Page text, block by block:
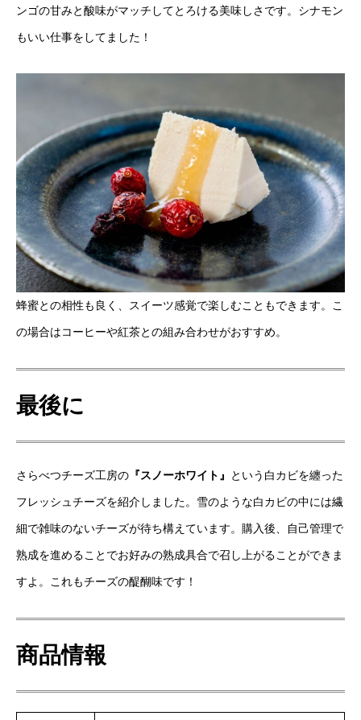
ンゴの甘みと酸味がマッチしてとろける美味しさです。シナモン
もいい仕事をしてました！
蜂蜜との相性も良く、スイーツ感覚で楽しむこともできます。こ
の場合はコーヒーや紅茶との組み合わせがおすすめ。
最後に
さらべつチーズ工房の 『スノーホワイト』 という白カビを纏った
フレッシュチーズを紹介しました。雪のような白カビの中には繊
細で雑味のないチーズが待ち構えています。購入後、自己管理で
熟成を進めることでお好みの熟成具合で召し上がることができま
すよ。これもチーズの醍醐味です！
商品情報